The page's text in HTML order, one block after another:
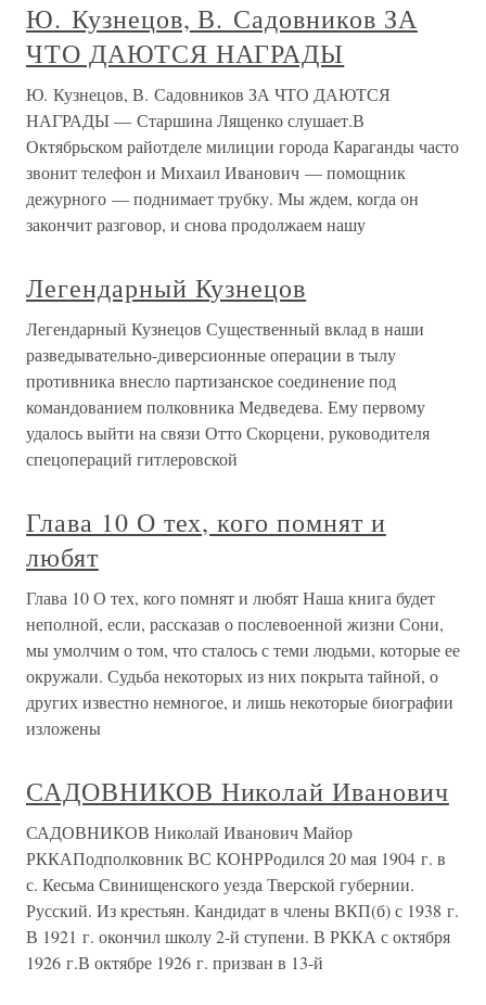
Ю. Кузнецов, В. Садовников ЗА
ЧТО ДАЮТСЯ НАГРАДЫ
Ю. Кузнецов, В. Садовников ЗА ЧТО ДАЮТСЯ
НАГРАДЫ — Старшина Лященко слушает.В
Октябрьском райотделе милиции города Караганды часто
звонит телефон и Михаил Иванович — помощник
дежурного — поднимает трубку. Мы ждем, когда он
закончит разговор, и снова продолжаем нашу
Легендарный Кузнецов
Легендарный Кузнецов Существенный вклад в наши
разведывательно-диверсионные операции в тылу
противника внесло партизанское соединение под
командованием полковника Медведева. Ему первому
удалось выйти на связи Отто Скорцени, руководителя
спецопераций гитлеровской
Глава 10 О тех, кого помнят и
любят
Глава 10 О тех, кого помнят и любят Наша книга будет
неполной, если, рассказав о послевоенной жизни Сони,
мы умолчим о том, что сталось с теми людьми, которые ее
окружали. Судьба некоторых из них покрыта тайной, о
других известно немногое, и лишь некоторые биографии
изложены
САДОВНИКОВ Николай Иванович
САДОВНИКОВ Николай Иванович Майор
РККАПодполковник ВС КОНРРодился 20 мая 1904 г. в
с. Кесьма Свинищенского уезда Тверской губернии.
Русский. Из крестьян. Кандидат в члены ВКП(б) с 1938 г.
В 1921 г. окончил школу 2-й ступени. В РККА с октября
1926 г.В октябре 1926 г. призван в 13-й